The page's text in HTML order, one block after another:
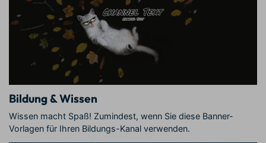
Bildung & Wissen
Wissen macht Spaß! Zumindest, wenn Sie diese Banner-
Vorlagen für Ihren Bildungs-Kanal verwenden.